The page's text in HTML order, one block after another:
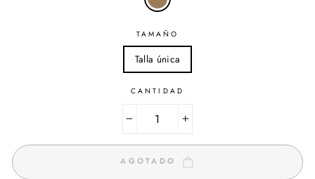
TAMAÑO
Talla única
CANTIDAD
AGOTADO